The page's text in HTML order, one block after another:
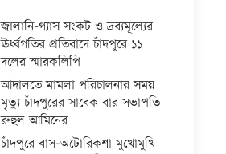
জ্বালানি-গ্যাস সংকট ও দ্রব্যমূল্যের
ঊর্ধ্বগতির প্রতিবাদে চাঁদপুরে ১১
দলের স্মারকলিপি
আদালতে মামলা পরিচালনার সময়
মৃত্যু চাঁদপুরের সাবেক বার সভাপতি
রুহুল আমিনের
চাঁদপুরে বাস-অটোরিকশা মুখোমুখি